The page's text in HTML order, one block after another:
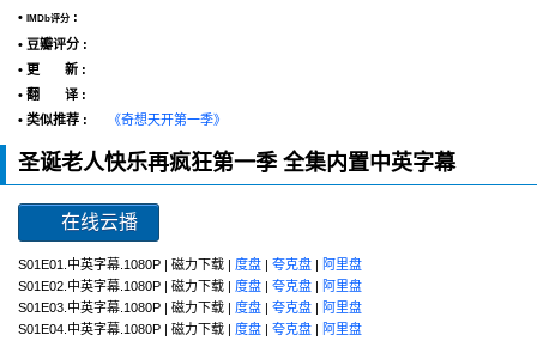
•
IMDb评分 :
• 豆瓣评分 :
• 更 新 :
• 翻 译 :
• 类似推荐 :
《奇想天开第一季》
圣诞老人快乐再疯狂第一季 全集内置中英字幕
在线云播
S01E01.中英字幕.1080P | 磁力下载 | 度盘 | 夸克盘 | 阿里盘
S01E02.中英字幕.1080P | 磁力下载 | 度盘 | 夸克盘 | 阿里盘
S01E03.中英字幕.1080P | 磁力下载 | 度盘 | 夸克盘 | 阿里盘
S01E04.中英字幕.1080P | 磁力下载 | 度盘 | 夸克盘 | 阿里盘